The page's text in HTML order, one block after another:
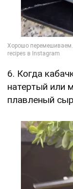
6. Когда
натертый или
плавленый